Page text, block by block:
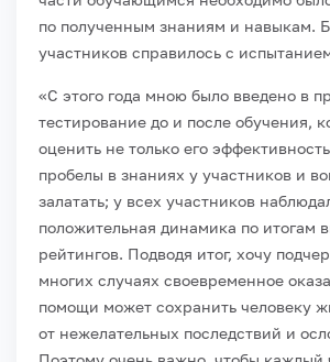
по полученным знаниям и навыкам.
участников справилось с
«С этого года мною было введено в
тестирование до и после обучения,
оценить не только его
пробелы в знаниях у участников и
залатать; у всех участников
положительная динамика по итогам
рейтингов. Подводя итог, хочу
многих случаях своевременное
помощи может сохранить человеку
от нежелательных последствий и